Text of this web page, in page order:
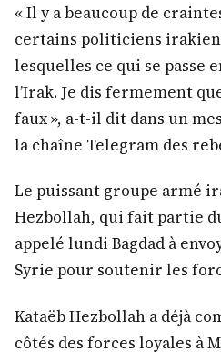
« Il y a beaucoup de
certains politiciens
lesquelles ce qui se passe
l’Irak. Je dis fermement
faux », a-t-il dit dans un
la chaîne Telegram des
Le puissant groupe armé
Hezbollah, qui fait partie
appelé lundi Bagdad à
Syrie pour soutenir les
Kataëb Hezbollah a déjà
côtés des forces loyales à